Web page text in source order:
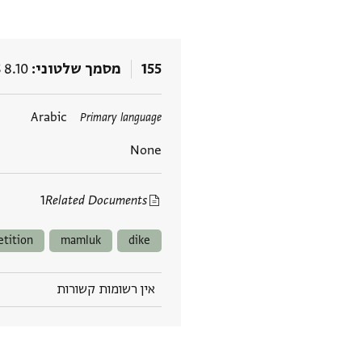
155 מסמך שלטוני 8.10
Primary language
Arabic
None
Related Documents
1
תגים
dike
mamluk
אין רשומות קשורות